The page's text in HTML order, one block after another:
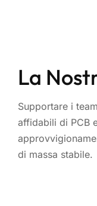
La
Supportare i
affidabili di PCB
di massa stabile.